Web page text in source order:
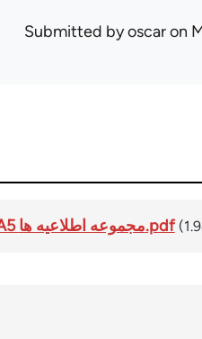
Submitted byoscaron
A5 مجموعه اطلاعيه ها.pdf